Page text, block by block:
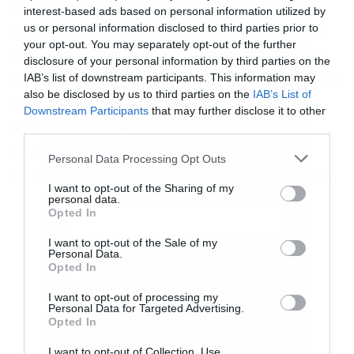
interest-based ads based on personal information utilized by
us or personal information disclosed to third parties prior to
your opt-out. You may separately opt-out of the further
disclosure of your personal information by third parties on the
IAB’s list of downstream participants. This information may
also be disclosed by us to third parties on the IAB’s List of
Downstream Participants that may further disclose it to other
Personal Data Processing Opt Outs
I want to opt-out of the Sharing of my
personal data.
Opted In
I want to opt-out of the Sale of my
Personal Data.
Opted In
I want to opt-out of processing my
Personal Data for Targeted Advertising.
Opted In
Συνεχίζουμε με συνέπεια να επενδύουμε σε
σύγχρονα ψηφιακά εργαλεία και παρεμβάσεις
που ενισχύουν την αποτελεσματικότητα και τη
διαφάνεια, διαμορφώνοντας ένα πιο λειτουργικό,
αξιόπιστο και φιλικό σύστημα κοινωνικής
ασφάλισης. Στόχος μας είναι ένα κράτος που
αξιοποιεί την καινοτομία στην πράξη, για να
Εγγραφή στο
newsletter
Αποδέχομαι τους